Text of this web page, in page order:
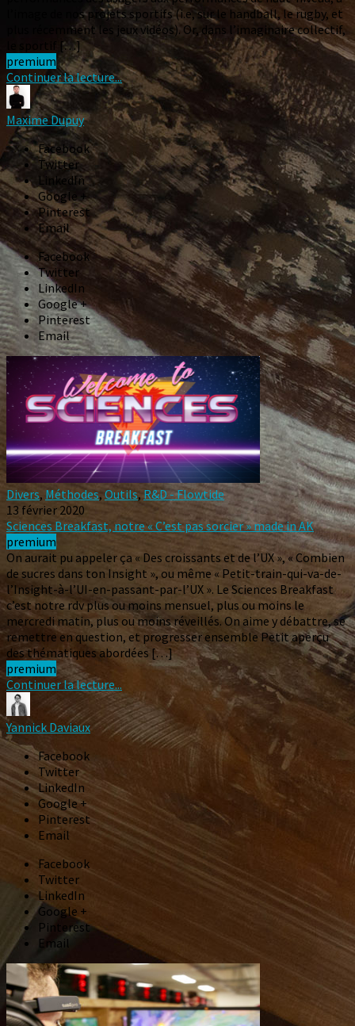
l’image de nos projets sportifs (i.e, sur le handball, le rugby, et
plus récemment les jeux vidéos). Or, dans l’imaginaire collectif,
le sportif […]
premium
Continuer la lecture...
Maxime Dupuy
Facebook
Twitter
LinkedIn
Google +
Pinterest
Email
Facebook
Twitter
LinkedIn
Google +
Pinterest
Email
Divers, Méthodes, Outils, R&D - Flowtide
13 février 2020
Sciences Breakfast, notre « C’est pas sorcier » made in AK
premium
On aurait pu appeler ça « Des croissants et de l’UX », « Combien
de sucres dans ton Insight », ou même « Petit-train-qui-va-de-
l’Insight-à-l’UI-en-passant-par-l’UX ». Le Sciences Breakfast
c’est notre rdv plus ou moins mensuel, plus ou moins le
mercredi matin, plus ou moins réveillés. On aime y débattre, se
remettre en question, et progresser ensemble Petit aperçu
des thématiques abordées […]
premium
Continuer la lecture...
Yannick Daviaux
Facebook
Twitter
LinkedIn
Google +
Pinterest
Email
Facebook
Twitter
LinkedIn
Google +
Pinterest
Email